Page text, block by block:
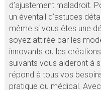
d’ajustement maladroit.
un éventail d’astuces
même si vous êtes une
soyez attirée par les
innovants ou les
suivants vous aideront à
répond à tous vos
pratique ou médical.